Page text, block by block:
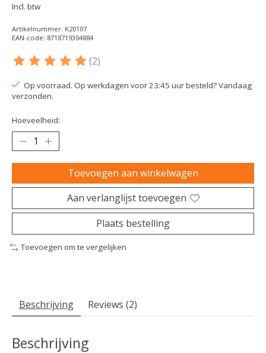
Incl. btw
Artikelnummer: K20107
EAN-code: 8718719304884
De beoordeling van dit product is
(2)
Op voorraad. Op werkdagen voor 23:45 uur besteld? Vandaag
verzonden.
Hoeveelheid:
Toevoegen aan winkelwagen
Aan verlanglijst toevoegen
Plaats bestelling
Toevoegen om te vergelijken
Beschrijving Reviews (2)
Beschrijving